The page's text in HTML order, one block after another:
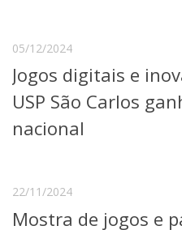
Pesquisa e Inovação
Linhas de Pesquisa
Centros, Núcleos e
Pós-doutorado
Iniciação Científica
Transferência de
Artes, Cultura e Esportes
05/12/2024
Jogos digitais e
USP São Carlos
nacional
22/11/2024
Mostra de jogos e